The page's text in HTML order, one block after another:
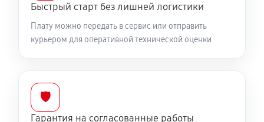
Быстрый старт без лишней логистики
Плату можно передать в сервис или отправить
курьером для оперативной технической оценки
🛡️
Гарантия на согласованные работы